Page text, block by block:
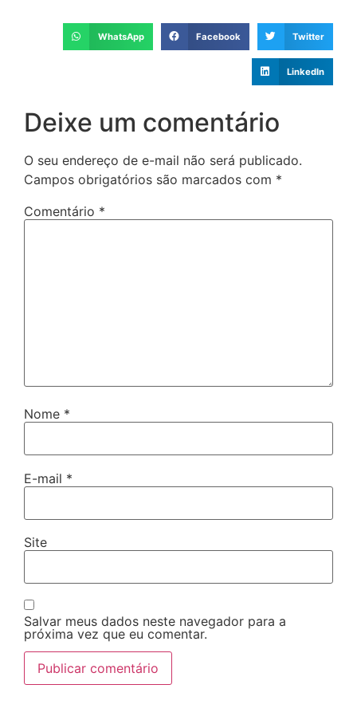
WhatsApp Facebook Twitter
LinkedIn
Deixe um comentário
O seu endereço de e-mail não será publicado.
Campos obrigatórios são marcados com *
Comentário *
Nome *
E-mail *
Site
Salvar meus dados neste navegador para a
próxima vez que eu comentar.